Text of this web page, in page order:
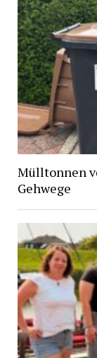
Mülltonnen
Gehwege